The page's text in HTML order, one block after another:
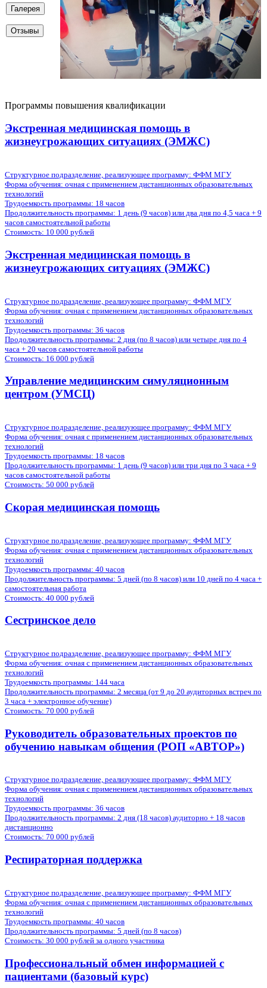
Галерея
Отзывы
Программы повышения квалификации
Экстренная медицинская помощь в
жизнеугрожающих ситуациях (ЭМЖС)
Структурное подразделение, реализующее программу: ФФМ МГУ
Форма обучения: очная с применением дистанционных образовательных
технологий
Трудоемкость программы: 18 часов
Продолжительность программы: 1 день (9 часов) или два дня по 4,5 часа + 9
часов самостоятельной работы
Стоимость: 10 000 рублей
Экстренная медицинская помощь в
жизнеугрожающих ситуациях (ЭМЖС)
Структурное подразделение, реализующее программу: ФФМ МГУ
Форма обучения: очная с применением дистанционных образовательных
технологий
Трудоемкость программы: 36 часов
Продолжительность программы: 2 дня (по 8 часов) или четыре дня по 4
часа + 20 часов самостоятельной работы
Стоимость: 16 000 рублей
Управление медицинским симуляционным
центром (УМСЦ)
Структурное подразделение, реализующее программу: ФФМ МГУ
Форма обучения: очная с применением дистанционных образовательных
технологий
Трудоемкость программы: 18 часов
Продолжительность программы: 1 день (9 часов) или три дня по 3 часа + 9
часов самостоятельной работы
Стоимость: 50 000 рублей
Скорая медицинская помощь
Структурное подразделение, реализующее программу: ФФМ МГУ
Форма обучения: очная с применением дистанционных образовательных
технологий
Трудоемкость программы: 40 часов
Продолжительность программы: 5 дней (по 8 часов) или 10 дней по 4 часа +
самостоятельная работа
Стоимость: 40 000 рублей
Сестринское дело
Структурное подразделение, реализующее программу: ФФМ МГУ
Форма обучения: очная с применением дистанционных образовательных
технологий
Трудоемкость программы: 144 часа
Продолжительность программы: 2 месяца (от 9 до 20 аудиторных встреч по
3 часа + электронное обучение)
Стоимость: 70 000 рублей
Руководитель образовательных проектов по
обучению навыкам общения (РОП «АВТОР»)
Структурное подразделение, реализующее программу: ФФМ МГУ
Форма обучения: очная с применением дистанционных образовательных
технологий
Трудоемкость программы: 36 часов
Продолжительность программы: 2 дня (18 часов) аудиторно + 18 часов
дистанционно
Стоимость: 70 000 рублей
Респираторная поддержка
Структурное подразделение, реализующее программу: ФФМ МГУ
Форма обучения: очная с применением дистанционных образовательных
технологий
Трудоемкость программы: 40 часов
Продолжительность программы: 5 дней (по 8 часов)
Стоимость: З0 000 рублей за одного участника
Профессиональный обмен информацией с
пациентами (базовый курс)